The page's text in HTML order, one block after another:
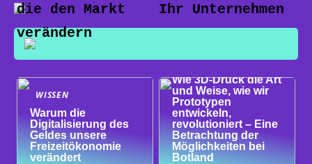
die den Markt
verändern
Ihr Unternehmen
WISSEN
Warum die
Digitalisierung des
Geldes unsere
Freizeitökonomie
verändert
WISSEN
Wie 3D-Druck die Art
und Weise, wie wir
Prototypen
entwickeln,
revolutioniert – Eine
Betrachtung der
Möglichkeiten bei
Botland